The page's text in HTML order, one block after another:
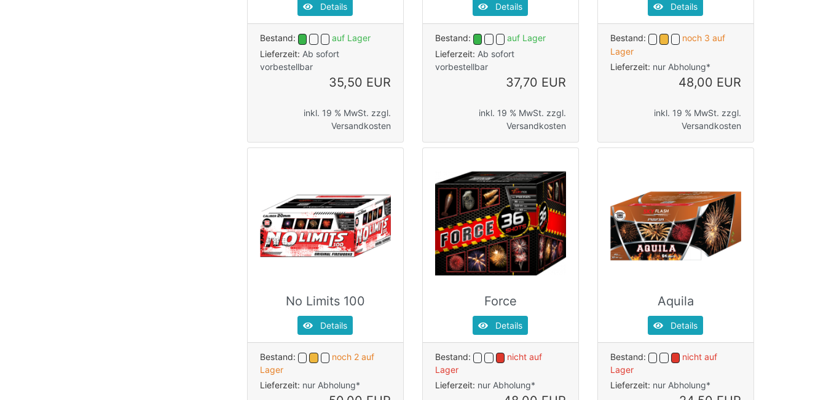
Details
Bestand:
auf Lager
Lieferzeit: Ab sofort
vorbestellbar
35,50 EUR
inkl. 19 % MwSt. zzgl.
Versandkosten
Details
Bestand:
auf Lager
Lieferzeit: Ab sofort
vorbestellbar
37,70 EUR
inkl. 19 % MwSt. zzgl.
Versandkosten
Details
Bestand:
noch 3 auf
Lager
Lieferzeit: nur Abholung*
48,00 EUR
inkl. 19 % MwSt. zzgl.
Versandkosten
No Limits 100
Details
Bestand:
noch 2 auf
Lager
Lieferzeit: nur Abholung*
Force
Details
Bestand:
nicht auf
Lager
Lieferzeit: nur Abholung*
Aquila
Details
Bestand:
nicht auf
Lager
Lieferzeit: nur Abholung*